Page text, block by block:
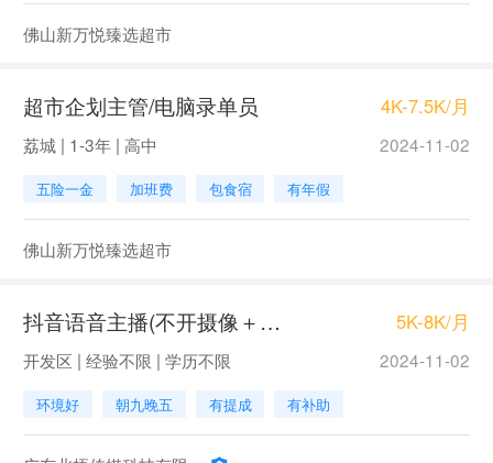
佛山新万悦臻选超市
超市企划主管/电脑录单员 4K-7.5K/月
荔城 | 1-3年 | 高中 2024-11-02
五险一金 加班费 包食宿 有年假
佛山新万悦臻选超市
抖音语音主播(不开摄像＋日结＋时间自由） 5K-8K/月
开发区 | 经验不限 | 学历不限 2024-11-02
环境好 朝九晚五 有提成 有补助